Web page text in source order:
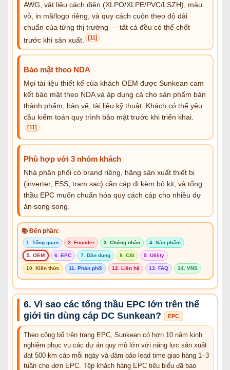
AWG, vật liệu cách điện (XLPO/XLPE/PVC/LSZH), màu
vỏ, in mã/logo riêng, và quy cách cuộn theo độ dài
chuẩn của từng thị trường — tất cả đều có thể chốt
trước khi sản xuất.
[11]
Bảo mật theo NDA
Mọi tài liệu thiết kế của khách OEM được Sunkean cam
kết bảo mật theo NDA và áp dụng cả cho sản phẩm bán
thành phẩm, bản vẽ, tài liệu kỹ thuật. Khách có thể yêu
cầu kiểm toán quy trình bảo mật trước khi triển khai.
[11]
Phù hợp với 3 nhóm khách
Nhà phân phối có brand riêng, hãng sản xuất thiết bị
(inverter, ESS, trạm sạc) cần cáp đi kèm bộ kit, và tổng
thầu EPC muốn chuẩn hóa quy cách cáp cho nhiều dự
án song song.
📚 Đến phần:
1. Tổng quan 2. Founder 3. Chứng nhận 4. Sản phẩm
5. OEM 6. EPC 7. Dân dụng 8. C&I 9. Utility
10. Kiến thức 11. Phân phối 12. Liên hệ 13. FAQ 14. VNS
6. Vì sao các tổng thầu EPC lớn trên thế
giới tin dùng cáp DC Sunkean?
EPC
Theo công bố trên trang EPC, Sunkean có hơn 10 năm kinh
nghiệm phục vụ các dự án quy mô lớn với năng lực sản xuất
đạt 500 km cáp mỗi ngày và đảm bảo lead time giao hàng 1–3
tuần cho đơn EPC. Tệp khách hàng EPC tiêu biểu đã bao